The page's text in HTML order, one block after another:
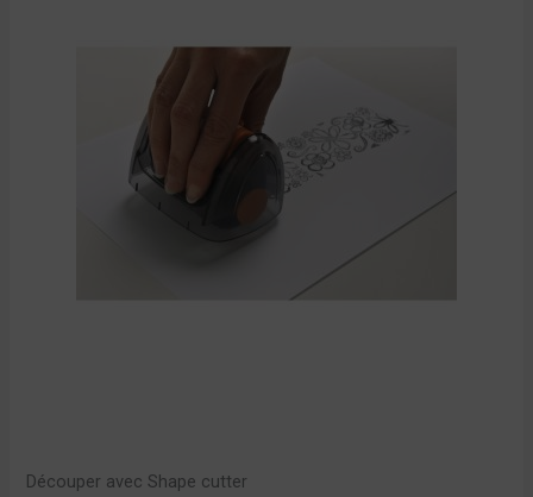
Découper avec Shape cutter